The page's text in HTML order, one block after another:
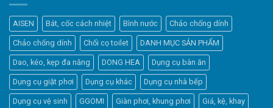
AISEN Bát, cốc cách nhiệt Bình nước Chảo chống dính
Chảo chống dính Chổi cọ toilet DANH MỤC SẢN PHẨM
Dao, kéo, kẹp đa năng DONG HEA Dụng cụ bàn ăn
Dụng cụ giặt phơi Dụng cụ khác Dụng cụ nhà bếp
Dụng cụ vệ sinh GGOMI Giàn phơi, khung phơi Giá, kệ, khay